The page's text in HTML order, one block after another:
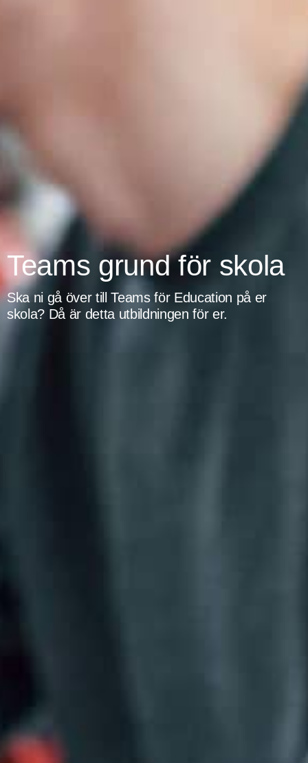
Teams grund för skola
Ska ni gå över till Teams för Education på er
skola? Då är detta utbildningen för er.